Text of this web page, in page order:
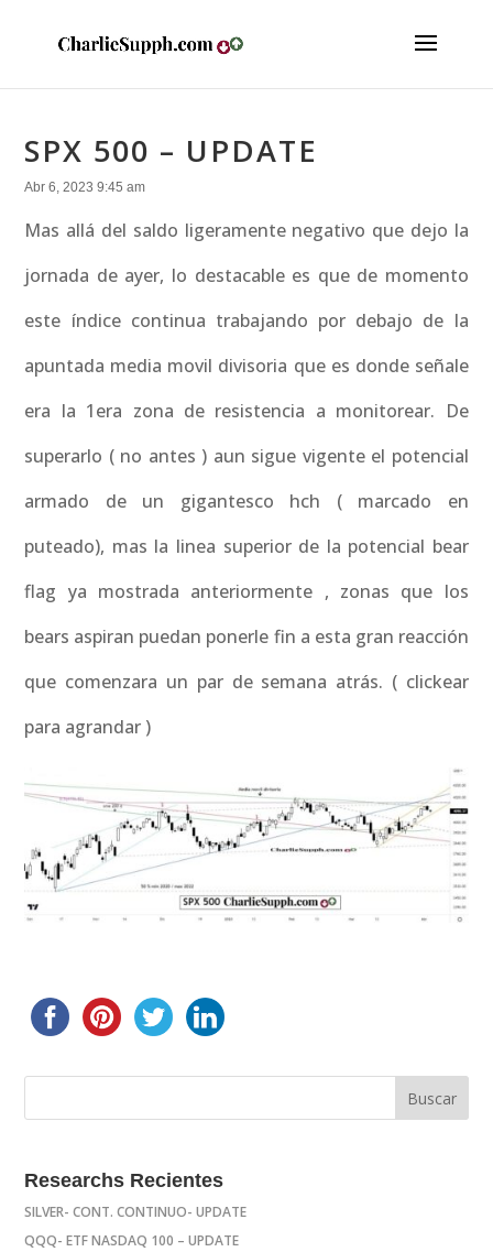
SPX 500 – UPDATE
Abr 6, 2023 9:45 am
Mas allá del saldo ligeramente negativo que dejo la
jornada de ayer, lo destacable es que de momento
este índice continua trabajando por debajo de la
apuntada media movil divisoria que es donde señale
era la 1era zona de resistencia a monitorear. De
superarlo ( no antes ) aun sigue vigente el potencial
armado de un gigantesco hch ( marcado en
puteado), mas la linea superior de la potencial bear
flag ya mostrada anteriormente , zonas que los
bears aspiran puedan ponerle fin a esta gran reacción
que comenzara un par de semana atrás. ( clickear
para agrandar )
Researchs Recientes
SILVER- CONT. CONTINUO- UPDATE
QQQ- ETF NASDAQ 100 – UPDATE